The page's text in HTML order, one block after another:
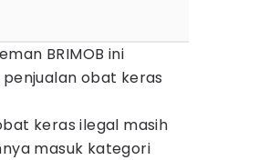
BRIMOB ini
obat keras
keras ilegal masih
masuk kategori